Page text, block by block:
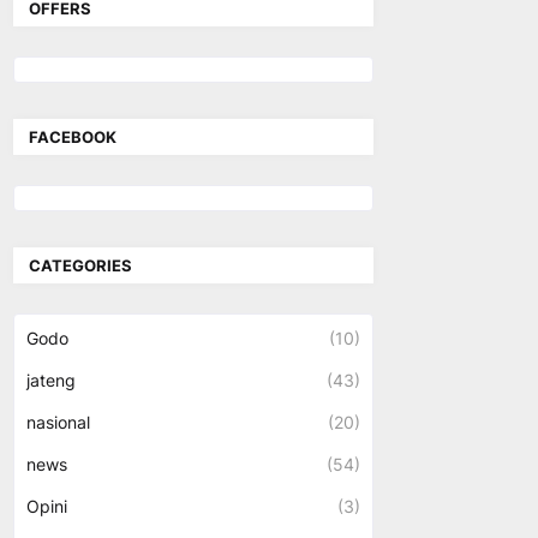
OFFERS
FACEBOOK
CATEGORIES
Godo (10)
jateng (43)
nasional (20)
news (54)
Opini (3)